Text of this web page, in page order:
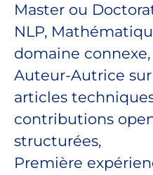
Master ou
NLP,
domaine connexe,
Auteur-Autrice
articles
contributions
structurées,
Première